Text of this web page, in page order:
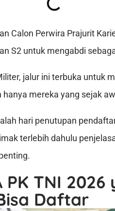
Calon Perwira Prajurit
S2 untuk mengabdi
jalur ini terbuka untuk
hanya mereka yang sejak
hari penutupan
terlebih dahulu
TNI 2026
Daftar